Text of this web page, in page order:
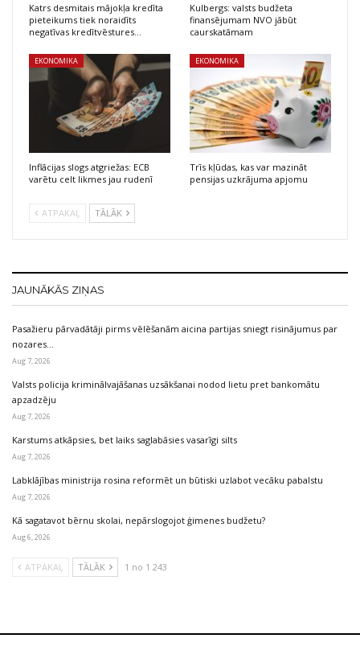
Katrs desmitais mājokļa kredīta
pieteikums tiek noraidīts
negatīvas kredītvēstures…
Kulbergs: valsts budžeta
finansējumam NVO jābūt
caurskatāmam
EKONOMIKA
Inflācijas slogs atgriežas: ECB
varētu celt likmes jau rudenī
EKONOMIKA
Trīs kļūdas, kas var mazināt
pensijas uzkrājuma apjomu
ATPAKAĻ TĀLĀK
JAUNĀKĀS ZIŅAS
Pasažieru pārvadātāji pirms vēlēšanām aicina partijas sniegt risinājumus par
nozares…
Aug 7, 2026
Valsts policija kriminālvajāšanas uzsākšanai nodod lietu pret bankomātu
apzadzēju
Aug 7, 2026
Karstums atkāpsies, bet laiks saglabāsies vasarīgi silts
Aug 7, 2026
Labklājības ministrija rosina reformēt un būtiski uzlabot vecāku pabalstu
Aug 7, 2026
Kā sagatavot bērnu skolai, nepārslogojot ģimenes budžetu?
Aug 6, 2026
ATPAKAĻ TĀLĀK 1 no 1 243